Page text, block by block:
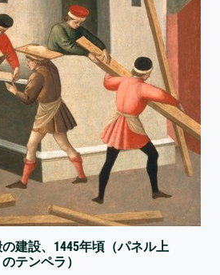
建設、1445年頃（パネル上
のテンペラ）